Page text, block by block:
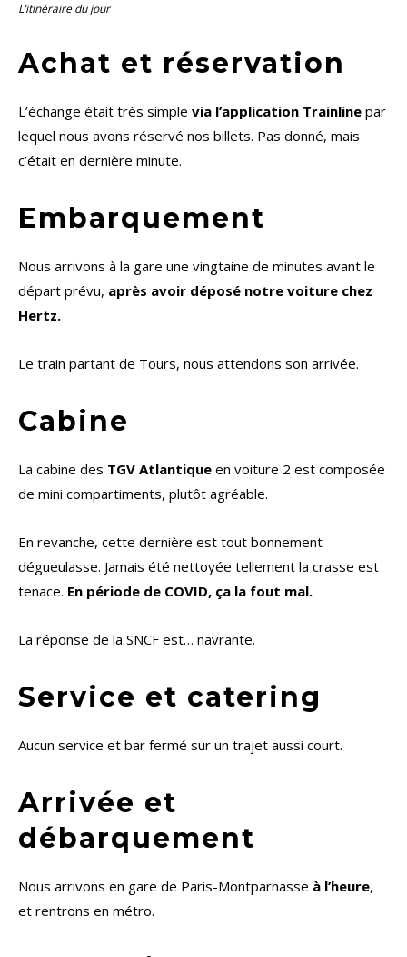
L’itinéraire du jour
Achat et réservation
L’échange était très simple via l’application Trainline par
lequel nous avons réservé nos billets. Pas donné, mais
c’était en dernière minute.
Embarquement
Nous arrivons à la gare une vingtaine de minutes avant le
départ prévu, après avoir déposé notre voiture chez
Hertz.
Le train partant de Tours, nous attendons son arrivée.
Cabine
La cabine des TGV Atlantique en voiture 2 est composée
de mini compartiments, plutôt agréable.
En revanche, cette dernière est tout bonnement
dégueulasse. Jamais été nettoyée tellement la crasse est
tenace. En période de COVID, ça la fout mal.
La réponse de la SNCF est… navrante.
Service et catering
Aucun service et bar fermé sur un trajet aussi court.
Arrivée et
débarquement
Nous arrivons en gare de Paris-Montparnasse à l’heure,
et rentrons en métro.